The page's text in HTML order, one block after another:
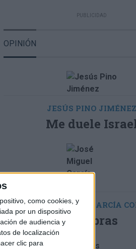
como cookies, y
por un dispositivo
de audiencia y
de localización
clic para
OPINIÓN
JESÚS PINO JIMÉNEZ
Me duele
JOSÉ MIGUEL GARCÍA
Palabras